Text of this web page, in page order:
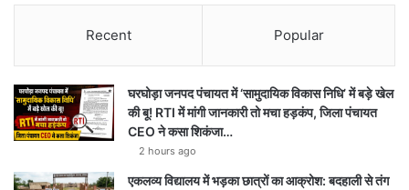
Recent Popular
घरघोड़ा जनपद पंचायत में ‘सामुदायिक विकास निधि’ में बड़े खेल
की बू! RTI में मांगी जानकारी तो मचा हड़कंप, जिला पंचायत
CEO ने कसा शिकंजा…
2 hours ago
एकलव्य विद्यालय में भड़का छात्रों का आक्रोश: बदहाली से तंग